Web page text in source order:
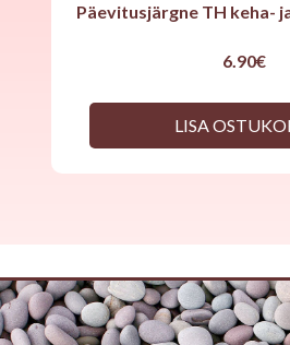
Päevitusjärgne TH keha-
6.90€
LISA